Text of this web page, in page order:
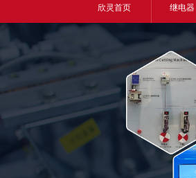
欣灵首页 继电器
时间继电器
固体继电器
计数继电器
液位继电器